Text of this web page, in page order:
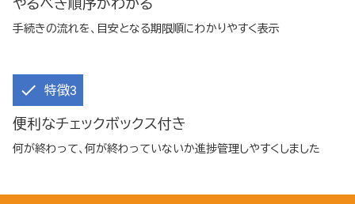
やるべき順序がわかる
手続きの流れを、目安となる期限順にわかりやすく表示
特徴3
便利なチェックボックス付き
何が終わって、何が終わっていないか進捗管理しやすくしました